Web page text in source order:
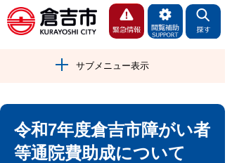
サブメニュー表示
令和7年度倉吉市障がい者
等通院費助成について